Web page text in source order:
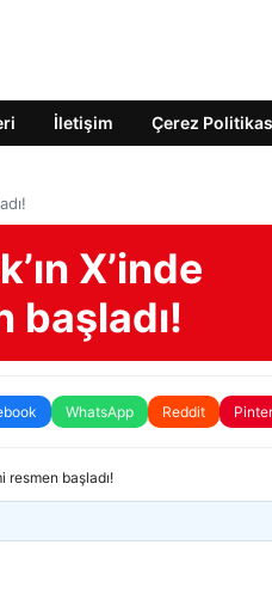
İletişim Çerez
X’inde
başladı!
WhatsApp Reddit
resmen başladı!